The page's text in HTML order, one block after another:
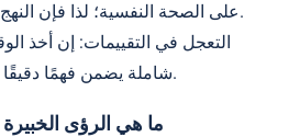
على الصحة النفسية؛ لذا فإن النهج الشامل أمر ضروري.
شاملة يضمن فهمًا دقيقًا لحالة الصحة النفسية.
ما هي الرؤى